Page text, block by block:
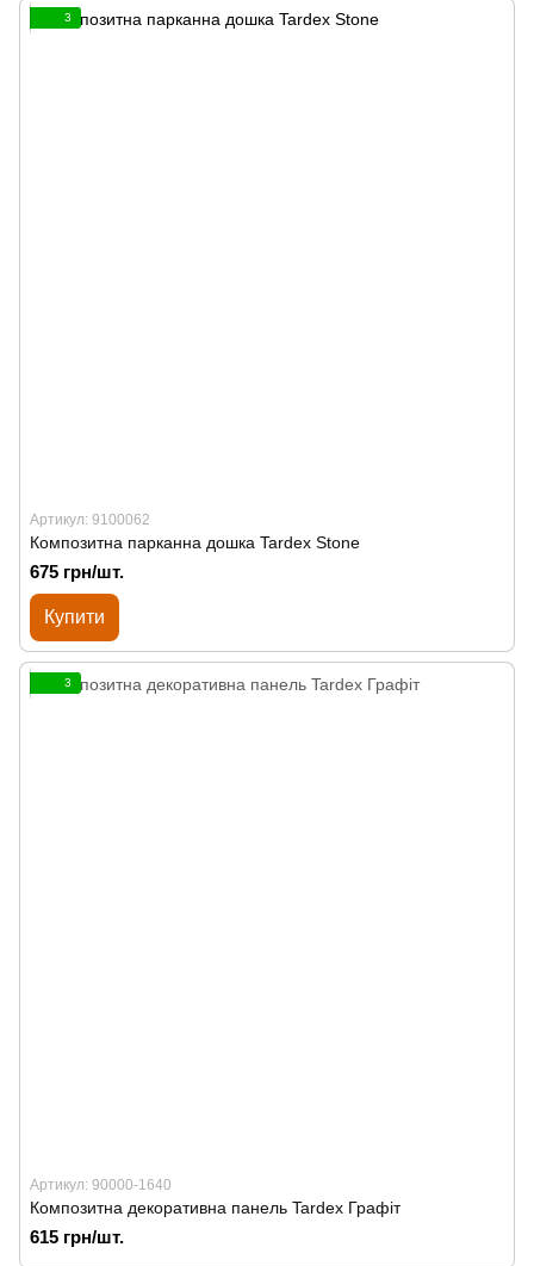
3
Артикул: 9100062
Композитна парканна дошка Tardex Stone
675 грн/шт.
Купити
3
Артикул: 90000-1640
Композитна декоративна панель Tardex Графіт
615 грн/шт.